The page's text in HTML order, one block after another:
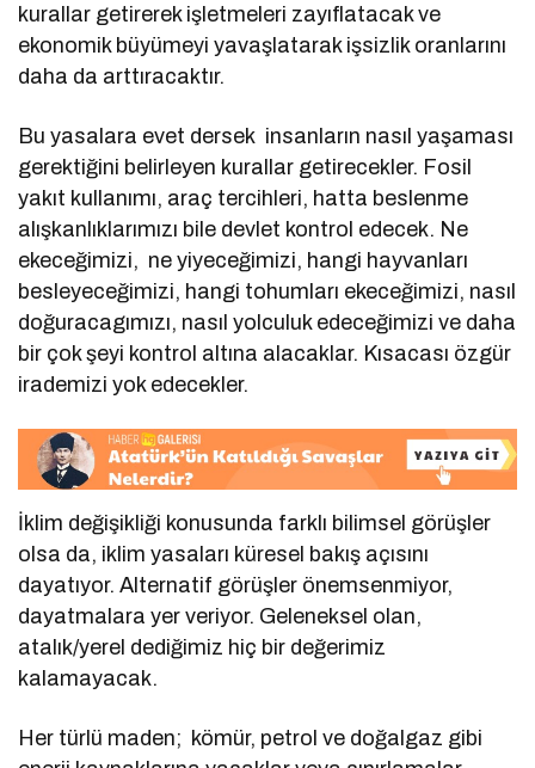
kurallar getirerek işletmeleri zayıflatacak ve
ekonomik büyümeyi yavaşlatarak işsizlik oranlarını
daha da arttıracaktır.
Bu yasalara evet dersek insanların nasıl yaşaması
gerektiğini belirleyen kurallar getirecekler. Fosil
yakıt kullanımı, araç tercihleri, hatta beslenme
alışkanlıklarımızı bile devlet kontrol edecek. Ne
ekeceğimizi, ne yiyeceğimizi, hangi hayvanları
besleyeceğimizi, hangi tohumları ekeceğimizi, nasıl
doğuracagımızı, nasıl yolculuk edeceğimizi ve daha
bir çok şeyi kontrol altına alacaklar. Kısacası özgür
irademizi yok edecekler.
İklim değişikliği konusunda farklı bilimsel görüşler
olsa da, iklim yasaları küresel bakış açısını
dayatıyor. Alternatif görüşler önemsenmiyor,
dayatmalara yer veriyor. Geleneksel olan,
atalık/yerel dediğimiz hiç bir değerimiz
kalamayacak.
Her türlü maden; kömür, petrol ve doğalgaz gibi